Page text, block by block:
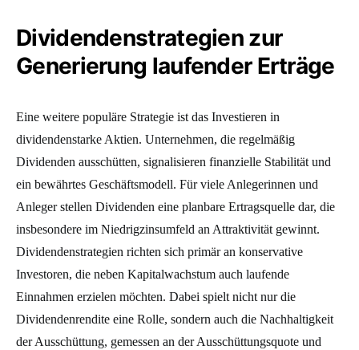
Dividendenstrategien zur
Generierung laufender Erträge
Eine weitere populäre Strategie ist das Investieren in
dividendenstarke Aktien. Unternehmen, die regelmäßig
Dividenden ausschütten, signalisieren finanzielle Stabilität und
ein bewährtes Geschäftsmodell. Für viele Anlegerinnen und
Anleger stellen Dividenden eine planbare Ertragsquelle dar, die
insbesondere im Niedrigzinsumfeld an Attraktivität gewinnt.
Dividendenstrategien richten sich primär an konservative
Investoren, die neben Kapitalwachstum auch laufende
Einnahmen erzielen möchten. Dabei spielt nicht nur die
Dividendenrendite eine Rolle, sondern auch die Nachhaltigkeit
der Ausschüttung, gemessen an der Ausschüttungsquote und